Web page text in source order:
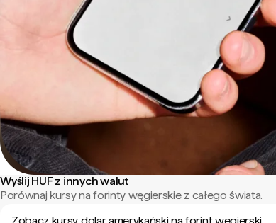
Wyślij HUF z innych walut
Porównaj kursy na forinty węgierskie z całego świata.